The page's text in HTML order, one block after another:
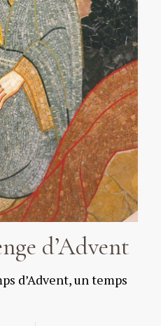
d’Advent
d’Advent, un temps